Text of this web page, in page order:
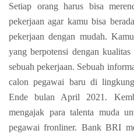
Setiap orang harus bisa
pekerjaan agar kamu bisa
pekerjaan dengan mudah.
yang berpotensi dengan
sebuah pekerjaan. Sebuah
calon pegawai baru di
Ende bulan April 2021.
mengajak para talenta muda
pegawai fronliner. Bank BRI